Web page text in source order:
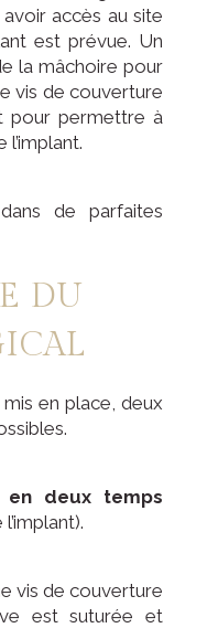
accès au site
est prévue. Un
la mâchoire pour
vis de couverture
pour permettre à
de parfaites
DU
en place, deux
en deux temps
vis de couverture
est suturée et